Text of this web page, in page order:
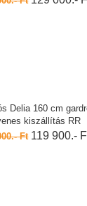
Delia 160 cm
kiszállítás RR
Ft119 900.-